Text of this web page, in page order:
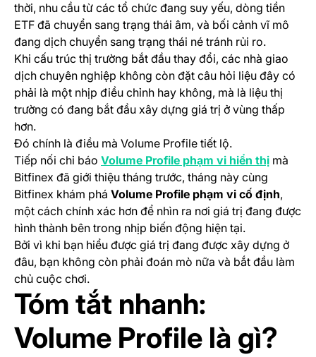
thời, nhu cầu từ các tổ chức đang suy yếu, dòng tiền
ETF đã chuyển sang trạng thái âm, và bối cảnh vĩ mô
đang dịch chuyển sang trạng thái né tránh rủi ro.
Khi cấu trúc thị trường bắt đầu thay đổi, các nhà giao
dịch chuyên nghiệp không còn đặt câu hỏi liệu đây có
phải là một nhịp điều chỉnh hay không, mà là liệu thị
trường có đang bắt đầu xây dựng giá trị ở vùng thấp
hơn.
Đó chính là điều mà Volume Profile tiết lộ.
Tiếp nối chỉ báo Volume Profile phạm vi hiển thị(opens
mà
Bitfinex đã giới thiệu tháng trước, tháng này cùng
Bitfinex khám phá Volume Profile phạm vi cố định,
một cách chính xác hơn để nhìn ra nơi giá trị đang được
hình thành bên trong nhịp biến động hiện tại.
Bởi vì khi bạn hiểu được giá trị đang được xây dựng ở
đâu, bạn không còn phải đoán mò nữa và bắt đầu làm
chủ cuộc chơi.
Tóm tắt nhanh:
Volume Profile là gì?